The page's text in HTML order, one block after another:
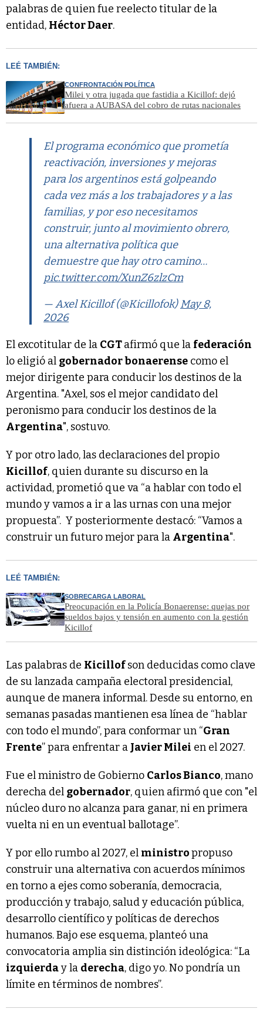
palabras de quien fue reelecto titular de la
entidad, Héctor Daer.
LEÉ TAMBIÉN:
CONFRONTACIÓN POLÍTICA
Milei y otra jugada que fastidia a Kicillof: dejó
afuera a AUBASA del cobro de rutas nacionales
El programa económico que prometía
reactivación, inversiones y mejoras
para los argentinos está golpeando
cada vez más a los trabajadores y a las
familias, y por eso necesitamos
construir, junto al movimiento obrero,
una alternativa política que
demuestre que hay otro camino…
pic.twitter.com/XunZ6zlzCm
— Axel Kicillof (@Kicillofok)May 8,
2026
El excotitular de la CGTafirmó que la federación
lo eligió al gobernador bonaerense como el
mejor dirigente para conducir los destinos de la
Argentina. "Axel, sos el mejor candidato del
peronismo para conducir los destinos de la
Argentina", sostuvo.
Y por otro lado, las declaraciones del propio
Kicillof, quien durante su discurso en la
actividad, prometió que va “a hablar con todo el
mundo y vamos a ir a las urnas con una mejor
propuesta”. Y posteriormente destacó: “Vamos a
construir un futuro mejor para la Argentina".
LEÉ TAMBIÉN:
SOBRECARGA LABORAL
Preocupación en la Policía Bonaerense: quejas por
sueldos bajos y tensión en aumento con la gestión
Kicillof
Las palabras de Kicillofson deducidas como clave
de su lanzada campaña electoral presidencial,
aunque de manera informal. Desde su entorno, en
semanas pasadas mantienen esa línea de “hablar
con todo el mundo”, para conformar un “Gran
Frente” para enfrentar a Javier Milei en el 2027.
Fue el ministro de Gobierno Carlos Bianco, mano
derecha del gobernador, quien afirmó que con "el
núcleo duro no alcanza para ganar, ni en primera
vuelta ni en un eventual ballotage”.
Y por ello rumbo al 2027, el ministropropuso
construir una alternativa con acuerdos mínimos
en torno a ejes como soberanía, democracia,
producción y trabajo, salud y educación pública,
desarrollo científico y políticas de derechos
humanos. Bajo ese esquema, planteó una
convocatoria amplia sin distinción ideológica: “La
izquierday la derecha, digo yo. No pondría un
límite en términos de nombres”.